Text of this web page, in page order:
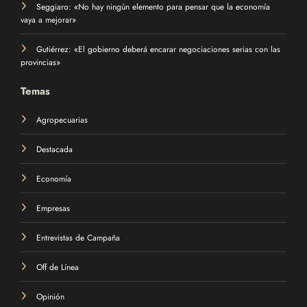
Seggiaro: «No hay ningún elemento para pensar que la economía
vaya a mejorar»
Gutiérrez: «El gobierno deberá encarar negociaciones serias con las
provincias»
Temas
Agropecuarias
Destacada
Economía
Empresas
Entrevistas de Campaña
Off de Línea
Opinión